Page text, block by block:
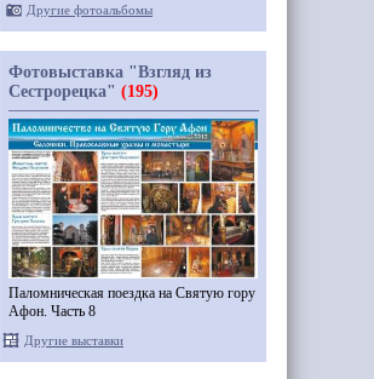
Другие фотоальбомы
Фотовыставка "Взгляд из
Сестрорецка" (195)
Паломническая поездка на Святую гору
Афон. Часть 8
Другие выставки